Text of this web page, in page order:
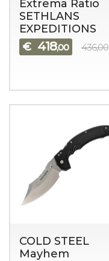
Extrema Ratio
SETHLANS
EXPEDITIONS
€ 418,00 436,00
COLD STEEL
Mayhem